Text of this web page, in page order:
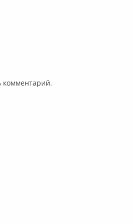
комментарий.